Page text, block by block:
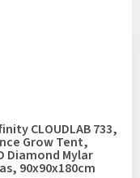
CLOUDLAB 733,
Grow Tent,
Diamond Mylar
90x90x180cm